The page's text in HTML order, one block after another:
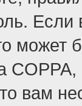
может
вам